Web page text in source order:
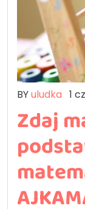
BYuludka 1
Zdaj